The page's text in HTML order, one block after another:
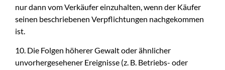
nur dann vom Verkäufer einzuhalten, wenn der Käufer
seinen beschriebenen Verpflichtungen nachgekommen
ist.
10. Die Folgen höherer Gewalt oder ähnlicher
unvorhergesehener Ereignisse (z. B. Betriebs- oder